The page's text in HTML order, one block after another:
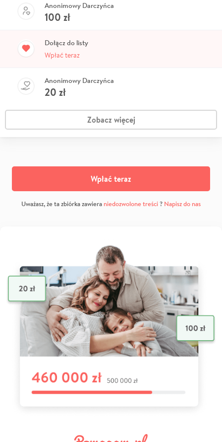
Anonimowy Darczyńca
100 zł
Dołącz do listy
Wpłać teraz
Anonimowy Darczyńca
20 zł
Zobacz więcej
Wpłać teraz
Uważasz, że ta zbiórka zawiera niedozwolone treści? Napisz do nas